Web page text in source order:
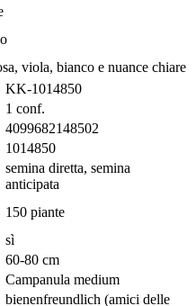
viola, bianco e nuance chiare
KK-1014850
1 conf.
4099682148502
1014850
semina diretta, semina
anticipata
150 piante
sì
60-80 cm
Campanula medium
bienenfreundlich (amici delle